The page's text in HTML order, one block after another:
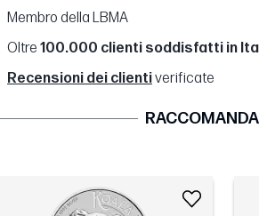
Membro della LBMA
Oltre 100.000 clienti soddisfatti in
Recensioni dei clientiverificate